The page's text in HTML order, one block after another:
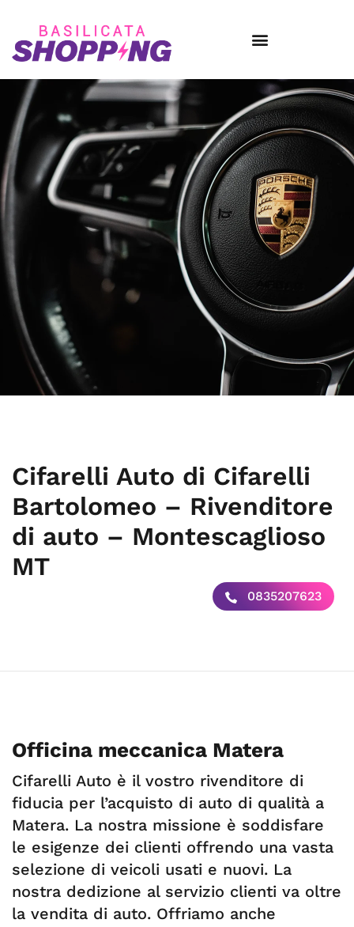
Cifarelli Auto di Cifarelli
Bartolomeo – Rivenditore
di auto – Montescaglioso
MT
0835207623
Officina meccanica Matera
Cifarelli Auto è il vostro rivenditore di
fiducia per l’acquisto di auto di qualità a
Matera. La nostra missione è soddisfare
le esigenze dei clienti offrendo una vasta
selezione di veicoli usati e nuovi. La
nostra dedizione al servizio clienti va oltre
la vendita di auto. Offriamo anche